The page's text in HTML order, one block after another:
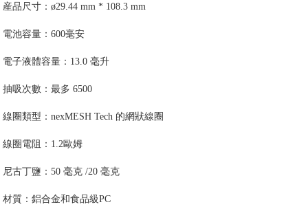
産品尺寸：ø29.44 mm * 108.3 mm
電池容量：600毫安
電子液體容量：13.0 毫升
抽吸次數：最多 6500
線圈類型：nexMESH Tech 的網狀線圈
線圈電阻：1.2歐姆
尼古丁鹽：50 毫克 /20 毫克
材質：鋁合金和食品級PC